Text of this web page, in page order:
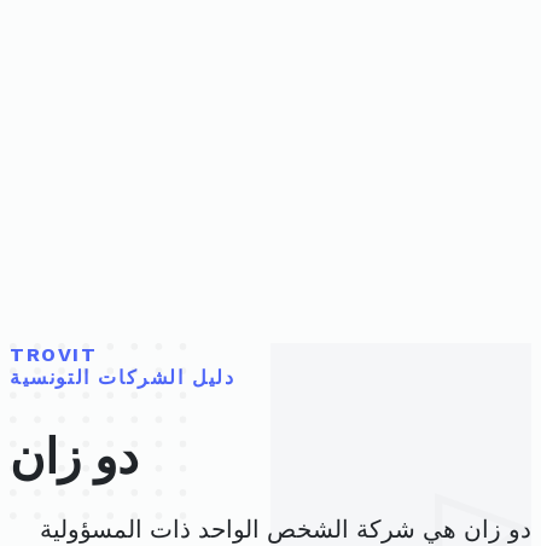
TROVIT
دليل الشركات التونسية
دو زان
دو زان هي شركة الشخص الواحد ذات المسؤولية